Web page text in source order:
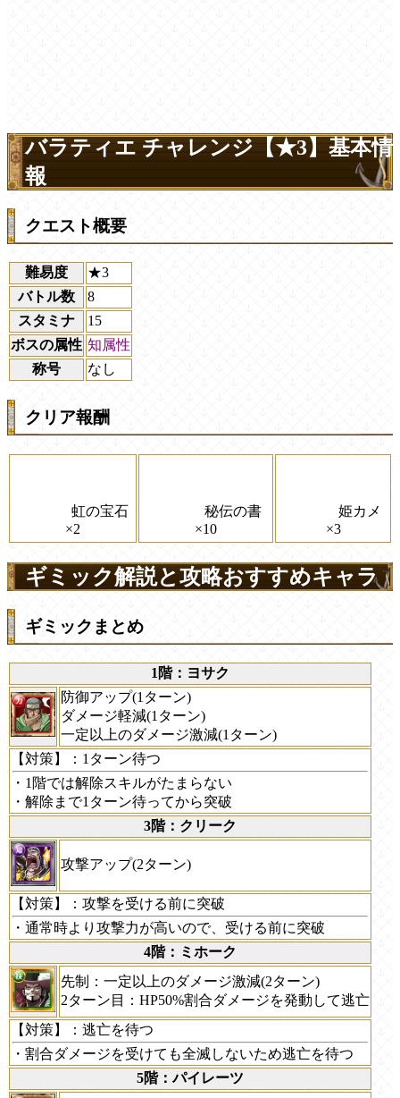
バラティエ チャレンジ【★3】基本情
報
クエスト概要
難易度
★3
バトル数
8
スタミナ
15
ボスの属性 知属性
称号
なし
クリア報酬
虹の宝石
×2
秘伝の書
×10
姫カメ
×3
ギミック解説と攻略おすすめキャラ
ギミックまとめ
1階：ヨサク
防御アップ(1ターン)
ダメージ軽減(1ターン)
一定以上のダメージ激減(1ターン)
【対策】
：1ターン待つ
・1階では解除スキルがたまらない
・解除まで1ターン待ってから突破
3階：クリーク
攻撃アップ(2ターン)
【対策】
：攻撃を受ける前に突破
・通常時より攻撃力が高いので、受ける前に突破
4階：ミホーク
先制：一定以上のダメージ激減(2ターン)
2ターン目：HP50%割合ダメージを発動して逃亡
【対策】
：逃亡を待つ
・割合ダメージを受けても全滅しないため逃亡を待つ
5階：パイレーツ